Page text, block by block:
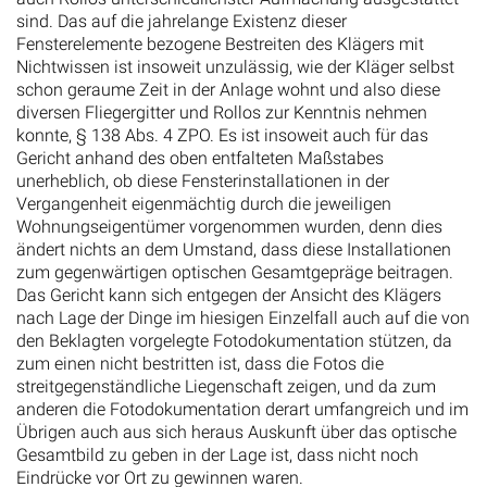
Nichtwissen ist insoweit unzulässig, wie der Kläger selbst
schon geraume Zeit in der Anlage wohnt und also diese
diversen Fliegergitter und Rollos zur Kenntnis nehmen
konnte, § 138 Abs. 4 ZPO. Es ist insoweit auch für das
Gericht anhand des oben entfalteten Maßstabes
unerheblich, ob diese Fensterinstallationen in der
Vergangenheit eigenmächtig durch die jeweiligen
Wohnungseigentümer vorgenommen wurden, denn dies
ändert nichts an dem Umstand, dass diese Installationen
zum gegenwärtigen optischen Gesamtgepräge beitragen.
Das Gericht kann sich entgegen der Ansicht des Klägers
nach Lage der Dinge im hiesigen Einzelfall auch auf die von
den Beklagten vorgelegte Fotodokumentation stützen, da
zum einen nicht bestritten ist, dass die Fotos die
streitgegenständliche Liegenschaft zeigen, und da zum
anderen die Fotodokumentation derart umfangreich und im
Übrigen auch aus sich heraus Auskunft über das optische
Gesamtbild zu geben in der Lage ist, dass nicht noch
Eindrücke vor Ort zu gewinnen waren.